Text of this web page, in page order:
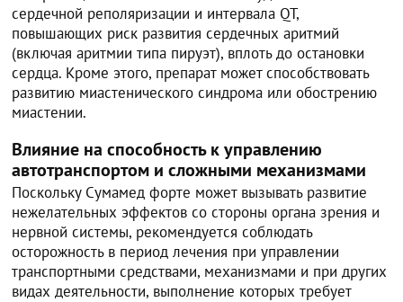
сердечной реполяризации и интервала QT,
повышающих риск развития сердечных аритмий
(включая аритмии типа пируэт), вплоть до остановки
сердца. Кроме этого, препарат может способствовать
развитию миастенического синдрома или обострению
миастении.
Влияние на способность к управлению
автотранспортом и сложными механизмами
Поскольку Сумамед форте может вызывать развитие
нежелательных эффектов со стороны органа зрения и
нервной системы, рекомендуется соблюдать
осторожность в период лечения при управлении
транспортными средствами, механизмами и при других
видах деятельности, выполнение которых требует